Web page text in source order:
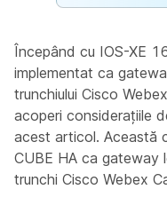
Începând cu IOS-XE
implementat ca
trunchiului Cisco
acoperi considerațiile
acest articol. Această
CUBE HA ca gateway
trunchi Cisco Webex